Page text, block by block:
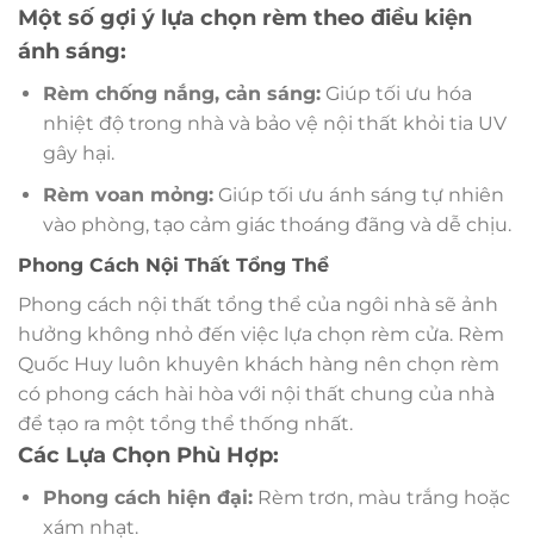
Một số gợi ý lựa chọn rèm theo điều kiện
ánh sáng:
Rèm chống nắng, cản sáng:Giúp tối ưu hóa
nhiệt độ trong nhà và bảo vệ nội thất khỏi tia UV
gây hại.
Rèm voan mỏng:Giúp tối ưu ánh sáng tự nhiên
vào phòng, tạo cảm giác thoáng đãng và dễ chịu.
Phong Cách Nội Thất Tổng Thể
Phong cách nội thất tổng thể của ngôi nhà sẽ ảnh
hưởng không nhỏ đến việc lựa chọn rèm cửa. Rèm
Quốc Huy luôn khuyên khách hàng nên chọn rèm
có phong cách hài hòa với nội thất chung của nhà
để tạo ra một tổng thể thống nhất.
Các Lựa Chọn Phù Hợp:
Phong cách hiện đại:Rèm trơn, màu trắng hoặc
xám nhạt.